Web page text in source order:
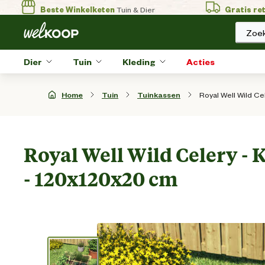
Beste WinkelketenTuin & Dier Gratis
Dier Tuin Kleding Acties
Home Tuin Tuinkassen Royal Well Wild
Royal Well Wild Celery -
- 120x120x20 cm